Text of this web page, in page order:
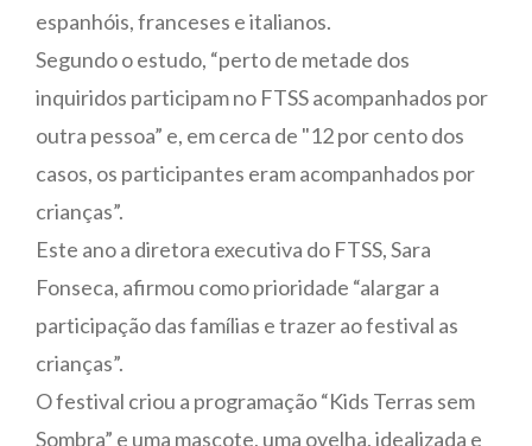
espanhóis, franceses e italianos.
Segundo o estudo, “perto de metade dos
inquiridos participam no FTSS acompanhados por
outra pessoa” e, em cerca de "12 por cento dos
casos, os participantes eram acompanhados por
crianças”.
Este ano a diretora executiva do FTSS, Sara
Fonseca, afirmou como prioridade “alargar a
participação das famílias e trazer ao festival as
crianças”.
O festival criou a programação “Kids Terras sem
Sombra” e uma mascote, uma ovelha, idealizada e